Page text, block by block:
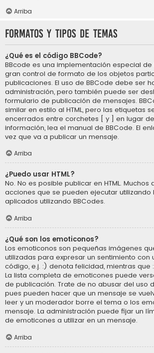
Arriba
Formatos y tipos de temas
¿Qué es el código BBCode?
BBcode es una implementación especial de
gran control de formato de los objetos
publicaciones. El uso de BBCode debe ser
administración, pero también puede ser
formulario de publicación de mensajes.
similar en estilo al HTML, pero las etiquetas
encerrados entre corchetes [ y ] en lugar
información, lea el manual de BBCode. El
vez que va a publicar un mensaje.
Arriba
¿Puedo usar HTML?
No. No es posible publicar en HTML.
acciones que se pueden ejecutar utilizando
aplicados utilizando BBCodes.
Arriba
¿Qué son los emoticonos?
Los emoticonos son pequeñas imágenes
utilizadas para expresar un sentimiento con
código, e.j. :) denota felicidad, mientras que
La lista completa de emoticones puede
de publicación. Trate de no abusar del uso
pues pueden hacer que un mensaje se
leer y un moderador borre el tema o los
mensaje. La administración puede fijar un
de emoticones a utilizar en un mensaje.
Arriba